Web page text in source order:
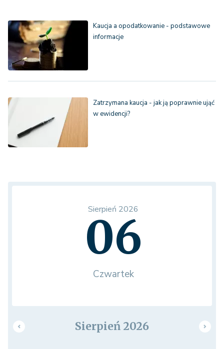
Kaucja a opodatkowanie - podstawowe
informacje
Zatrzymana kaucja - jak ją poprawnie ująć
w ewidencji?
Sierpień 2026
06
Czwartek
Sierpień 2026